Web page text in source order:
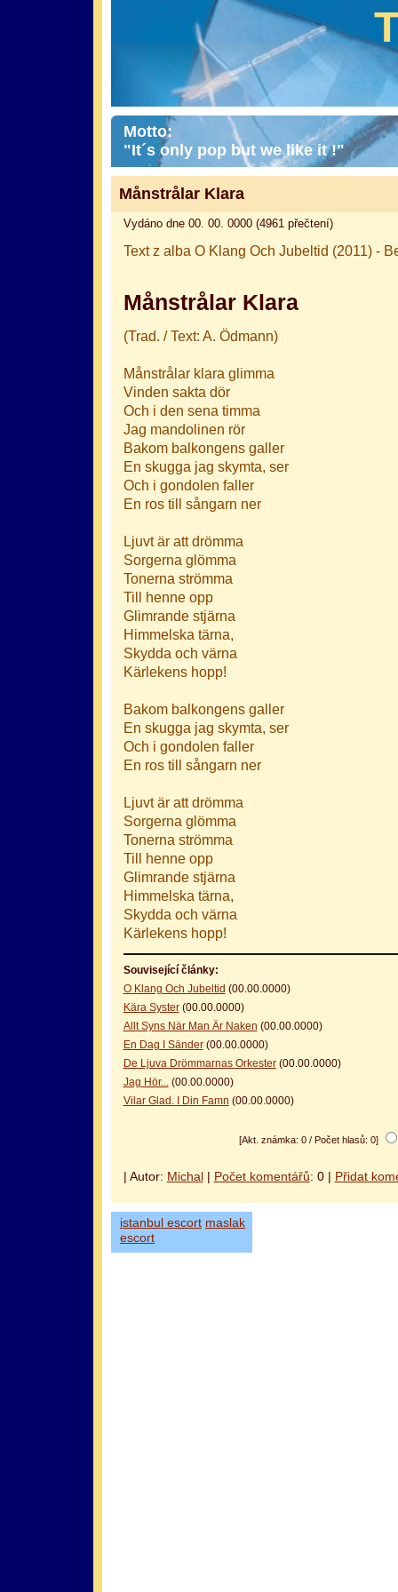
Motto:
"It´s only pop but we like it !"
Månstrålar Klara
Vydáno dne 00. 00. 0000 (4961 přečtení)
Text z alba O Klang Och Jubeltid (2011) -
Månstrålar Klara
(Trad. / Text: A. Ödmann)
Månstrålar klara glimma
Vinden sakta dör
Och i den sena timma
Jag mandolinen rör
Bakom balkongens galler
En skugga jag skymta, ser
Och i gondolen faller
En ros till sångarn ner
Ljuvt är att drömma
Sorgerna glömma
Tonerna strömma
Till henne opp
Glimrande stjärna
Himmelska tärna,
Skydda och värna
Kärlekens hopp!
Bakom balkongens galler
En skugga jag skymta, ser
Och i gondolen faller
En ros till sångarn ner
Ljuvt är att drömma
Sorgerna glömma
Tonerna strömma
Till henne opp
Glimrande stjärna
Himmelska tärna,
Skydda och värna
Kärlekens hopp!
Související články:
O Klang Och Jubeltid (00.00.0000)
Kära Syster(00.00.0000)
Allt Syns När Man Är Naken (00.00.0000)
En Dag I Sänder(00.00.0000)
De Ljuva Drömmarnas Orkester(00.00.0000)
Jag Hör...
(00.00.0000)
Vilar Glad. I Din Famn (00.00.0000)
[Akt. známka: 0 / Počet hlasů: 0]
| Autor: Michal| Počet komentářů: 0 | Přidat
istanbul escort maslak
escort